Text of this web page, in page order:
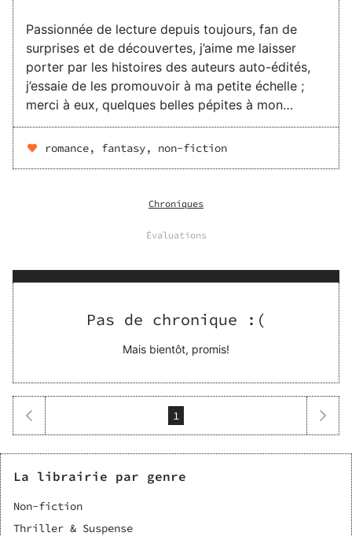
Passionnée de lecture depuis toujours, fan de
surprises et de découvertes, j’aime me laisser
porter par les histoires des auteurs auto-édités,
j’essaie de les promouvoir à ma petite échelle ;
merci à eux, quelques belles pépites à mon
compteur 2022-2023.
Vous l’aurez compris, la lecture est comme une
indispensable à mon équilibre. Elle m’accompagne
intensive parfois elle se fait plus discrète, mais les
Babelio et Gleeph. Je suis également
romance, fantasy, non-fiction
Chroniques
Évaluations
Pas de chronique :(
Mais bientôt, promis!
1
La librairie par genre
Non-fiction
Thriller & Suspense